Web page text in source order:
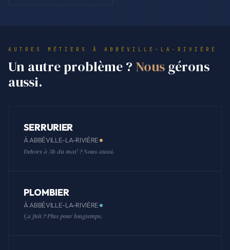
AUTRES MÉTIERS À ABBÉVILLE-LA-RIVIÈRE
Un autre problème ? Nousgérons
aussi.
SERRURIER
À ABBÉVILLE-LA-RIVIÈRE
Dehors à 3h du mat' ? Nous aussi.
PLOMBIER
À ABBÉVILLE-LA-RIVIÈRE
Ça fuit ? Plus pour longtemps.